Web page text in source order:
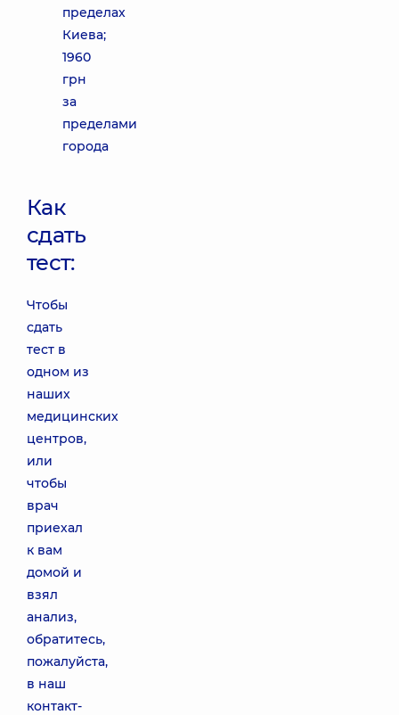
пределах
Киева;
1960
грн
за
пределами
города
Как
сдать
тест:
Чтобы
сдать
тест в
одном из
наших
медицинских
центров,
или
чтобы
врач
приехал
к вам
домой и
взял
анализ,
обратитесь,
пожалуйста,
в наш
контакт-